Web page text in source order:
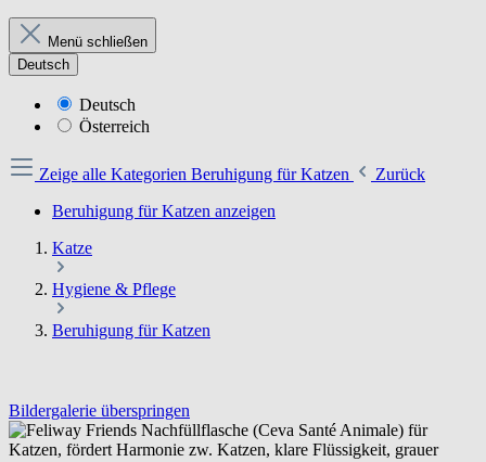
Menü schließen
Deutsch
Deutsch
Österreich
Zeige alle Kategorien Beruhigung für Katzen
Zurück
Beruhigung für Katzen anzeigen
Katze
Hygiene & Pflege
Beruhigung für Katzen
Bildergalerie überspringen